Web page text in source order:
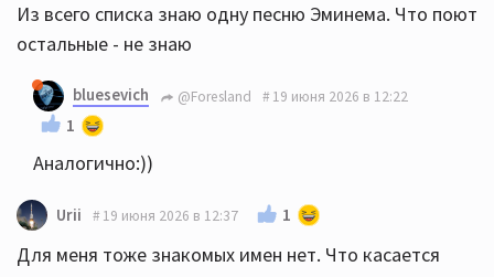
Из всего списка знаю одну песню Эминема. Что поют
остальные - не знаю
bluesevich @Foresland 19 июня 2026 в 12:22
1
Аналогично:))
Urii 19 июня 2026 в 12:37 1
Для меня тоже знакомых имен нет. Что касается